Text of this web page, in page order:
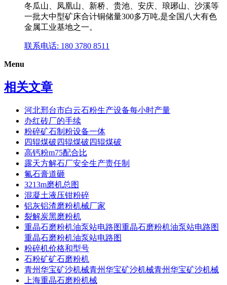
冬瓜山、凤凰山、新桥、贵池、安庆、琅琊山、沙溪等
一批大中型矿床合计铜储量300多万吨,是全国八大有色
金属工业基地之一。
联系电话: 180 3780 8511
Menu
相关文章
河北邢台市白云石粉生产设备每小时产量
办红砖厂的手续
粉碎矿石制粉设备一体
四辊煤破四辊煤破四辊煤破
高钙粉m75配合比
露天方解石厂安全生产责任制
氟石膏道砸
3213m磨机总图
混凝土液压钳粉碎
铝灰铝渣磨粉机械厂家
裂解炭黑磨粉机
重晶石磨粉机油泵站电路图重晶石磨粉机油泵站电路图
重晶石磨粉机油泵站电路图
粉碎机价格和型号
石粉矿矿石磨粉机
青州华宝矿沙机械青州华宝矿沙机械青州华宝矿沙机械
上海重晶石磨粉机械